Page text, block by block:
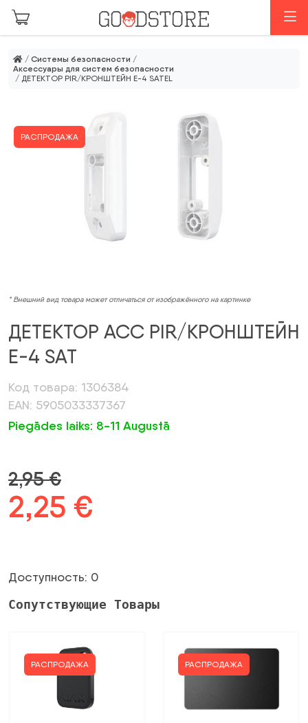
Перейти к основному содержанию
/ Системы безопасности /
Аксессуары для систем безопасности
/ ДЕТЕКТОР PIR/КРОНШТЕЙН E-4 SATEL
РАСПРОДАЖА
* Внешний вид товара может отличаться от изображённого на картинке
ДЕТЕКТОР ACC PIR/КРОНШТЕЙН
E-4 SAT
Код товара: 1306384
EAN: 5905033337367
Piegādes laiks: 8-11 Augustā
2,95€
Первоначальная
была:
2,95 €.
2,25 €
2,25 €.
Доступность: 0
Сопутствующие Товары
РАСПРОДАЖА РАСПРОДАЖА